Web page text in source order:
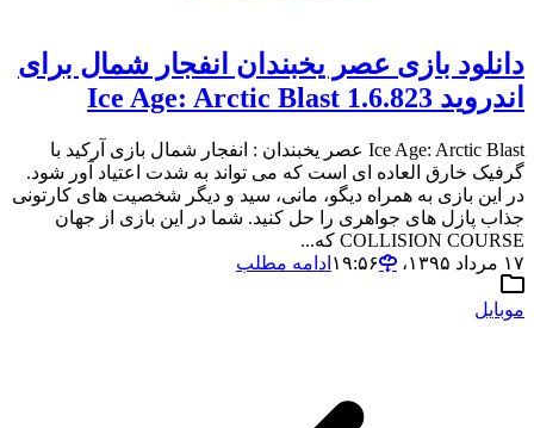
دانلود بازی عصر یخبندان انفجار شمال برای
اندروید 1.6.823 Ice Age: Arctic Blast
Ice Age: Arctic Blast عصر یخبندان : انفجار شمال بازی آرکید با
گرفیک خارق العاده ای است که می تواند به شدت اعتیاد آور شود.
در این بازی به همراه دیگو، مانی، سید و دیگر شخصیت های کارتونی
جذاب پازل های جواهری را حل کنید. شما در این بازی از جهان
COLLISION COURSE که...
۱۷ مرداد ۱۳۹۵،‏ ۱۹:۵۶
ادامه مطلب
موبایل